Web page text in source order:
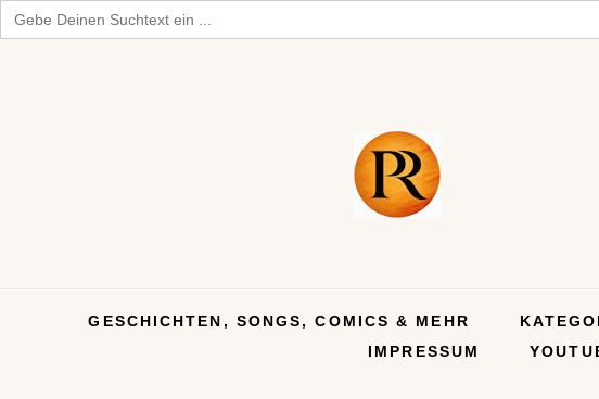
Search
for:
GESCHICHTEN, SONGS, COMICS & MEHR
IMPRESSUM